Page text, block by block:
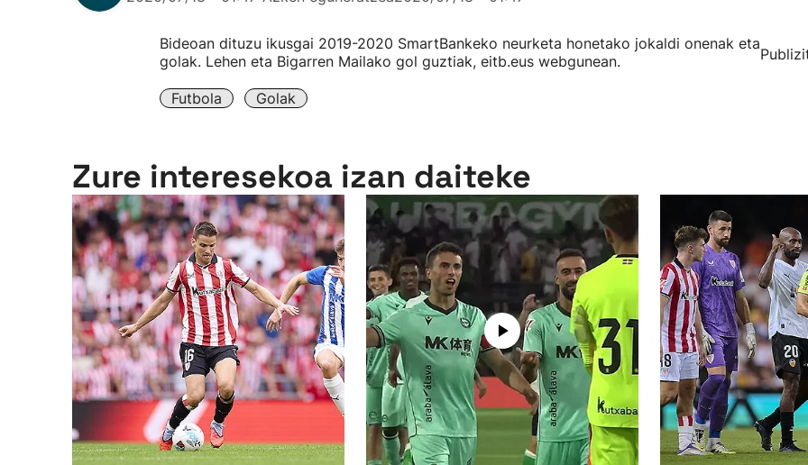
Bideoan dituzu ikusgai 2019-2020 SmartBankeko neurketa honetako jokaldi onenak eta
golak. Lehen eta Bigarren Mailako gol guztiak, eitb.eus webgunean.
Futbola Golak
Zure interesekoa izan daiteke